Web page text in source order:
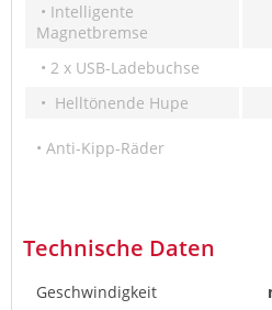
• Intelligente
Magnetbremse
• 2 x USB-Ladebuchse
• Helltönende Hupe
• Anti-Kipp-Räder
Technische Daten
Geschwindigkeit